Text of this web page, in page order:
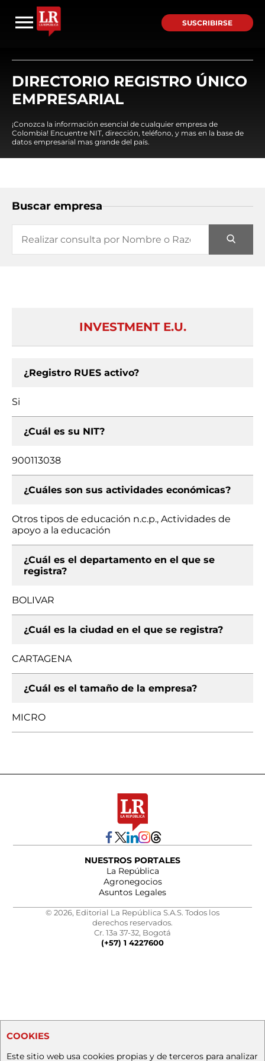
SUSCRIBIRSE
DIRECTORIO REGISTRO ÚNICO
EMPRESARIAL
¡Conozca la información esencial de cualquier empresa de
Colombia! Encuentre NIT, dirección, teléfono, y mas en la base de
datos empresarial mas grande del país.
Buscar empresa
INVESTMENT E.U.
¿Registro RUES activo?
Si
¿Cuál es su NIT?
900113038
¿Cuáles son sus actividades económicas?
Otros tipos de educación n.c.p., Actividades de
apoyo a la educación
¿Cuál es el departamento en el que se
registra?
BOLIVAR
¿Cuál es la ciudad en el que se registra?
CARTAGENA
¿Cuál es el tamaño de la empresa?
MICRO
NUESTROS PORTALES
La República
Agronegocios
Asuntos Legales
© 2026, Editorial La República S.A.S. Todos los
derechos reservados.
Cr. 13a 37-32, Bogotá
(+57) 1 4227600
COOKIES
Este sitio web usa cookies propias y de terceros para analizar